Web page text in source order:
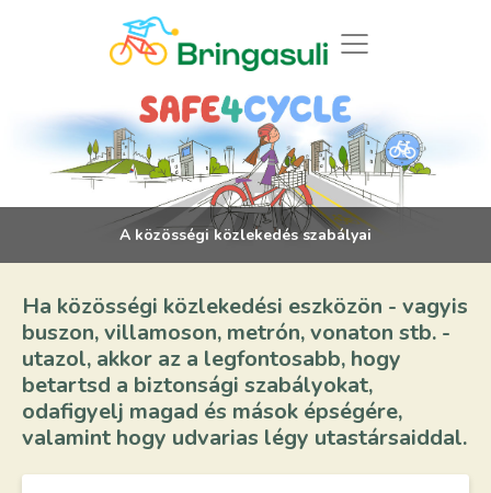
A közösségi közlekedés szabályai
Ha közösségi közlekedési eszközön - vagyis
buszon, villamoson, metrón, vonaton stb. -
utazol, akkor az a legfontosabb, hogy
betartsd a biztonsági szabályokat,
odafigyelj magad és mások épségére,
valamint hogy udvarias légy utastársaiddal.